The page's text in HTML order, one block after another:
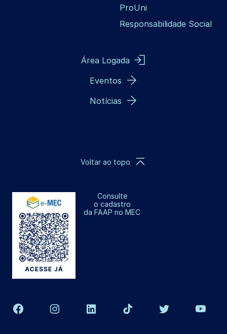
ProUni
Responsabilidade Social
Área Logada
Eventos
Notícias
Consulte
o cadastro
da FAAP no MEC
Voltar ao topo